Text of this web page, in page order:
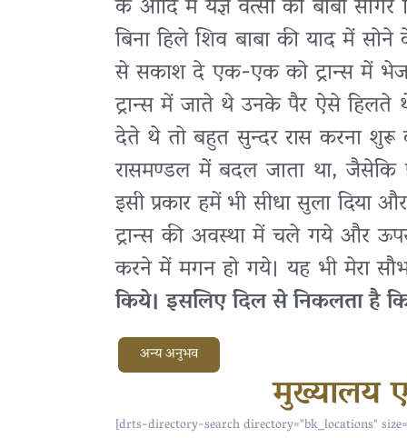
के आदि में यज्ञ वत्सों को बाबा
बिना हिले शिव बाबा की याद में
से सकाश दे एक-एक को ट्रान्स में
ट्रान्स में जाते थे उनके पैर ऐसे हिलते
देते थे तो बहुत सुन्दर रास करना शुरू
रासमण्डल में बदल जाता था, जैसेकि
इसी प्रकार हमें भी सीधा सुला दिया
ट्रान्स की अवस्था में चले गये और
करने में मगन हो गये। यह भी मेरा
किये। इसलिए दिल से निकलता है कि
अन्य अनुभव
मुख्यालय
[drts-directory-search directory="bk_locations"